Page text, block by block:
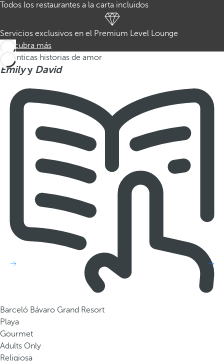
Todos los restaurantes a la carta incluidos
Servicios exclusivos en el Premium Level Lounge
Descubra más
Auténticas historias de amor
EmilyyDavid
Barceló Bávaro Grand Resort
Playa
Gourmet
Adults Only
Religiosa